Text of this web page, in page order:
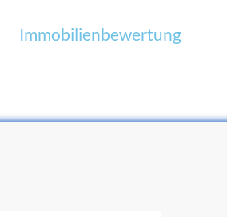
Immobilienbewertung